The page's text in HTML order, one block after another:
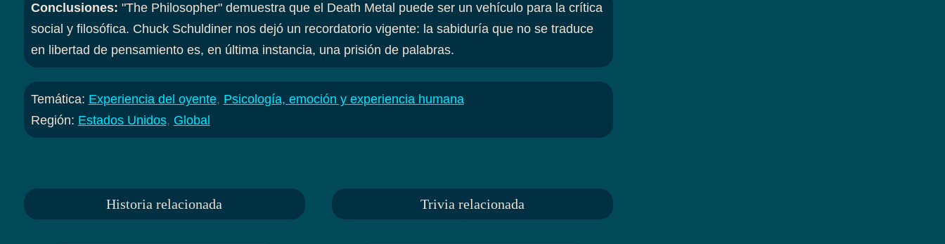
Conclusiones: "The Philosopher" demuestra que el Death Metal puede ser un vehículo para la crítica
social y filosófica. Chuck Schuldiner nos dejó un recordatorio vigente: la sabiduría que no se traduce
en libertad de pensamiento es, en última instancia, una prisión de palabras.
Temática: Experiencia del oyente, Psicología, emoción y experiencia humana
Región: Estados Unidos, Global
Historia relacionada Trivia relacionada